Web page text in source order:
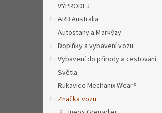
VÝPRODEJ
ARB Australia
Autostany a Markýzy
Doplňky a vybavení vozu
Vybavení do přírody a cestování
Světla
Rukavice Mechanix Wear®
Značka vozu